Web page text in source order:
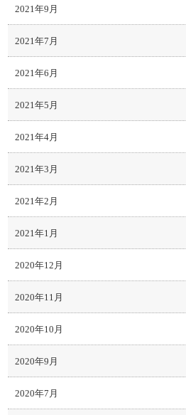
2021年9月
2021年7月
2021年6月
2021年5月
2021年4月
2021年3月
2021年2月
2021年1月
2020年12月
2020年11月
2020年10月
2020年9月
2020年7月